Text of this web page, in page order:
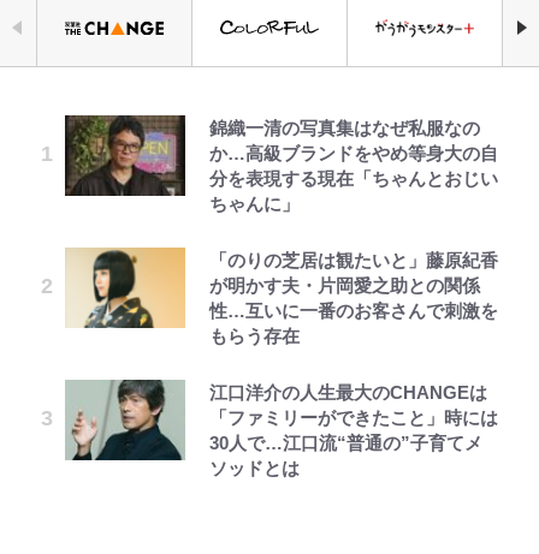
錦織一清の写真集はなぜ私服なの
か…高級ブランドをやめ等身大の自
分を表現する現在「ちゃんとおじい
ちゃんに」
「のりの芝居は観たいと」藤原紀香
が明かす夫・片岡愛之助との関係
性…互いに一番のお客さんで刺激を
もらう存在
江口洋介の人生最大のCHANGEは
「ファミリーができたこと」時には
30人で…江口流“普通の”子育てメ
ソッドとは
空の轍と大地の雲と 第1回
レビュー『仮面家族』悠木シュン・
公式-ヒロインが来る前に妊娠しま
した~詰んだはずの悪役令嬢です
が、どうやら違うようです~ 第1話
で、もふもふ従者(聖獣)とおにぎり
を握る 第53話(1)
公式-おっさん底辺治癒士と愛娘の
覚醒して、英雄へ成り上がる~ 第82
話(1)
えびめしの流儀
でっかい男になりたいゾ
荒々しい「火山帯」の一端にいるこ
とを体感！ 登頂約10分でも大迫力
「吾妻小富士」火口を1周する「1
時間半ハイキング」パノラマ絶景レ
【知ってる？「日本本土四極踏破証
明書」】広島から本州4島の最南端
へ「ドライブがてら行ってみた」意
「電気風呂の数は全国一」温泉じゃ
ないのに大満足！ 上高地帰りに寄
りたい「林檎の湯屋 おぶ～」【山
千葉雄大、ほっそりイケメン近影に
「顔パンパンだったのに」反響 視
聴者が想った激変の納得理由
の再会にデレデレ…顔出し公開
「愛が足りない」不満を漏らしてい
た過去も
骨・肋骨くっきりトレ姿に「痩せ過
ぎてませんか」心配の声も 夫・黒
木啓司にはDV巡る逮捕報道
「自分の絵ごと、このジャンルはそ
ろそろ終わりかな」江口寿史が炎上
を経て樋口毅宏に語ったこと
『この素晴らしい世界に祝福を！』
10万針以上の密度で再現された“め
ぐみん刺繍ワークシャツ”にファン
も感動
映画『ちいかわ』入場者特典「第２
弾」がスタート！まさかの人気アイ
テムに称賛続々「豪華すぎる！」
｢なんじゃこりゃあああ！｣本田圭
佑の古巣ミラン、漆黒×蛍光レッド
の超絶クールな新サードユニに世界
が熱狂｢サードなのにズルい｣｢こり
｢最後の1枚…ワルぃゎ〜｣鈴木優磨
が激勝翌日に写真12枚投稿→渾身
の“煽りショット”に興奮！｢最後の
ことどんだけ好きなんよｗ｣
｢知念さんを煽ってたのと同じ
人？｣鹿島・鈴木優磨、大逆転勝利